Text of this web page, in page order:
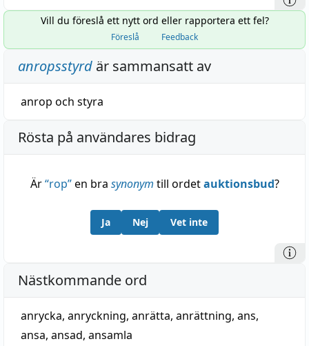
Vill du föreslå ett nytt ord eller rapportera ett fel?
Föreslå Feedback
anropsstyrd är sammansatt av
anrop och styra
Rösta på användares bidrag
Är“rop”en bra synonym till ordetauktionsbud?
Ja Nej Vet inte
Nästkommande ord
anrycka, anryckning, anrätta, anrättning, ans,
ansa, ansad, ansamla